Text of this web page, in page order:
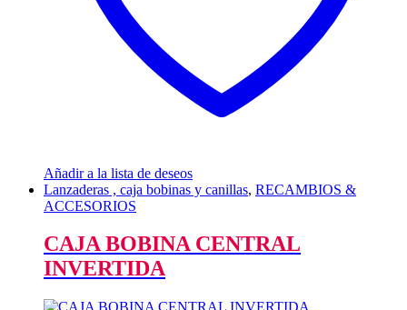
Añadir a la lista de deseos
Lanzaderas , caja bobinas y canillas, RECAMBIOS &
ACCESORIOS
CAJA BOBINA CENTRAL
INVERTIDA